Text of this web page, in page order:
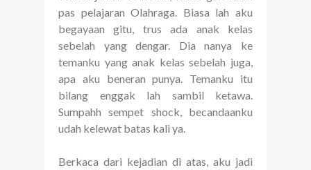
pas pelajaran Olahraga. Biasa lah aku
begayaan gitu, trus ada anak kelas
sebelah yang dengar. Dia nanya ke
temanku yang anak kelas sebelah juga,
apa aku beneran punya. Temanku itu
bilang enggak lah sambil ketawa.
Sumpahh sempet shock, becandaanku
udah kelewat batas kali ya.
Berkaca dari kejadian di atas, aku jadi